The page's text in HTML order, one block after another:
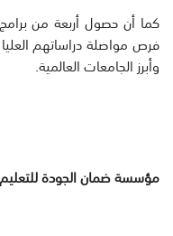
كما أن حصول أربعة من
فرص مواصلة دراساتهم
وأبرز الجامعات العالمية.
مؤسسة ضمان الجودة للتعليم